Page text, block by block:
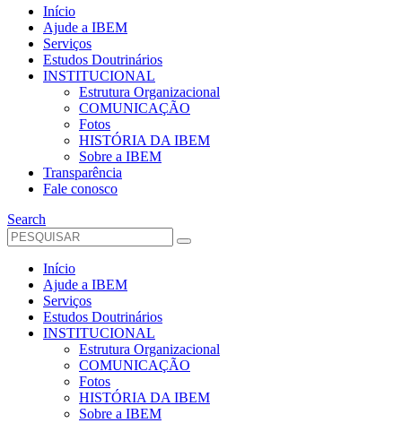
Início
Ajude a IBEM
Serviços
Estudos Doutrinários
INSTITUCIONAL
Estrutura Organizacional
COMUNICAÇÃO
Fotos
HISTÓRIA DA IBEM
Sobre a IBEM
Transparência
Fale conosco
Search
Início
Ajude a IBEM
Serviços
Estudos Doutrinários
INSTITUCIONAL
Estrutura Organizacional
COMUNICAÇÃO
Fotos
HISTÓRIA DA IBEM
Sobre a IBEM